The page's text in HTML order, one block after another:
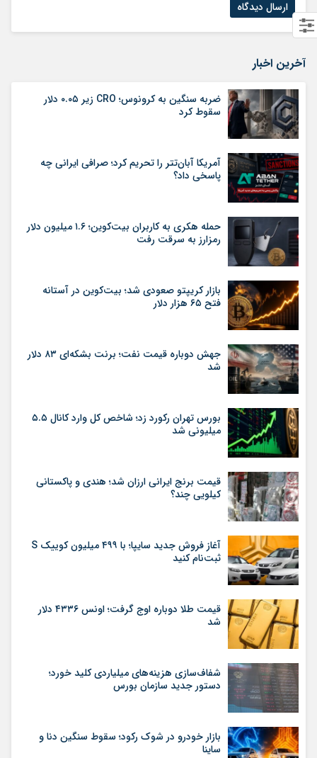
آخرین اخبار
ضربه سنگین به کرونوس؛ CRO زیر ۰.۰۵ دلار
سقوط کرد
آمریکا آبان‌تتر را تحریم کرد؛ صرافی ایرانی چه
پاسخی داد؟
حمله هکری به کاربران بیت‌کوین؛ ۱.۶ میلیون دلار
رمزارز به سرقت رفت
بازار کریپتو صعودی شد؛ بیت‌کوین در آستانه
فتح ۶۵ هزار دلار
جهش دوباره قیمت نفت؛ برنت بشکه‌ای ۸۳ دلار
شد
بورس تهران رکورد زد؛ شاخص کل وارد کانال ۵.۵
میلیونی شد
قیمت برنج ایرانی ارزان شد؛ هندی و پاکستانی
کیلویی چند؟
آغاز فروش جدید سایپا؛ با ۴۹۹ میلیون کوییک S
ثبت‌نام کنید
قیمت طلا دوباره اوج گرفت؛ اونس ۴۳۳۶ دلار
شد
شفاف‌سازی هزینه‌های میلیاردی کلید خورد؛
دستور جدید سازمان بورس
بازار خودرو در شوک رکود؛ سقوط سنگین دنا و
ساینا